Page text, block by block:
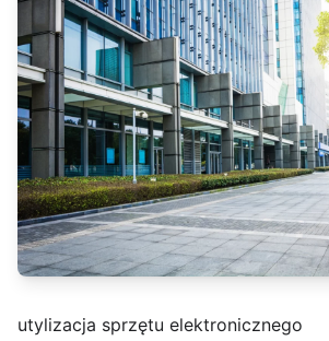
utylizacja sprzętu elektronicznego